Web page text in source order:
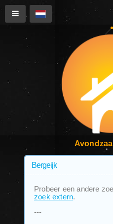
Probeer een andere
zoek extern.
---